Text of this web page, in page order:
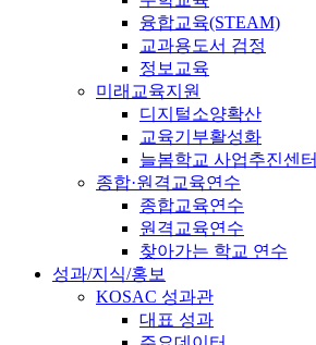
융합교육(STEAM)
교과용도서 검정
정보교육
미래교육지원
디지털소양확산
교육기부활성화
늘봄학교 사업추진센터
종합·원격교육연수
종합교육연수
원격교육연수
찾아가는 학교 연수
성과/지식/홍보
KOSAC 성과관
대표 성과